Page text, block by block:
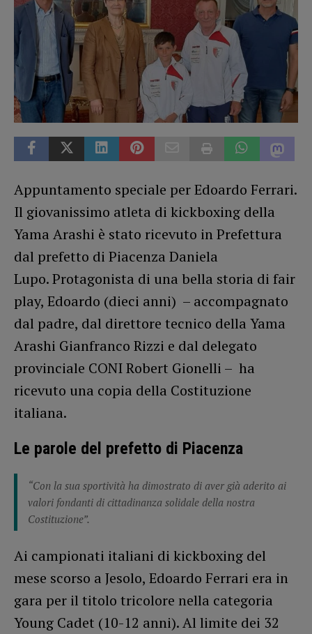
Appuntamento speciale per Edoardo Ferrari.
Il giovanissimo atleta di kickboxing della
Yama Arashi è stato ricevuto in Prefettura
dal prefetto di Piacenza Daniela
Lupo. Protagonista di una bella storia di fair
play, Edoardo (dieci anni) – accompagnato
dal padre, dal direttore tecnico della Yama
Arashi Gianfranco Rizzi e dal delegato
provinciale CONI Robert Gionelli – ha
ricevuto una copia della Costituzione
italiana.
Le parole del prefetto di Piacenza
“Con la sua sportività ha dimostrato di aver già aderito ai
valori fondanti di cittadinanza solidale della nostra
Costituzione”.
Ai campionati italiani di kickboxing del
mese scorso a Jesolo, Edoardo Ferrari era in
gara per il titolo tricolore nella categoria
Young Cadet (10-12 anni). Al limite dei 32